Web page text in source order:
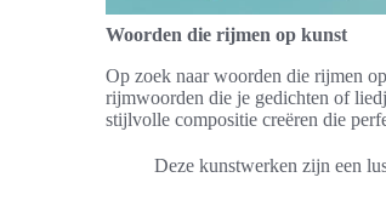
Woorden die rijmen op kunst
Op zoek naar woorden die rijmen
rijmwoorden die je gedichten of
stijlvolle compositie creëren die
Deze kunstwerken zijn een